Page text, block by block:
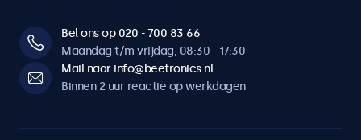
Bel ons op 020 - 700 83 66
Maandag t/m vrijdag, 08:30 - 17:30
Mail naar info@beetronics.nl
Binnen 2 uur reactie op werkdagen